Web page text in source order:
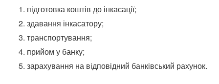
підготовка коштів до інкасації;
здавання інкасатору;
транспортування;
прийом у банку;
зарахування на відповідний банківський рахунок.